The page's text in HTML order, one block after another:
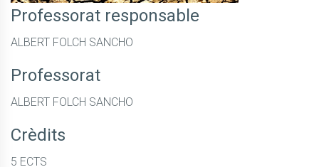
Professorat responsable
ALBERT FOLCH SANCHO
Professorat
ALBERT FOLCH SANCHO
Crèdits
5 ECTS